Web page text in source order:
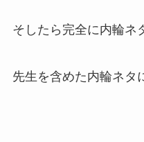
そしたら完全に内輪ネ
先生を含めた内輪ネタ